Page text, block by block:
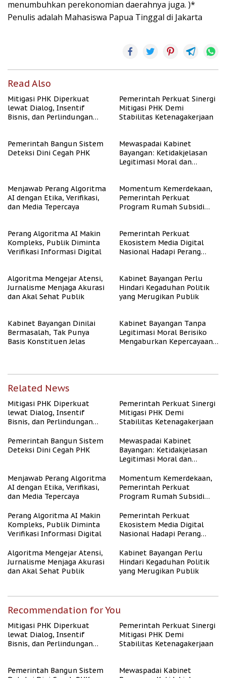
menumbuhkan perekonomian daerahnya juga. )*
Penulis adalah Mahasiswa Papua Tinggal di Jakarta
Read Also
Mitigasi PHK Diperkuat
lewat Dialog, Insentif
Bisnis, dan Perlindungan
Pemerintah Perkuat Sinergi
Mitigasi PHK Demi
Stabilitas Ketenagakerjaan
Pemerintah Bangun Sistem
Deteksi Dini Cegah PHK
Mewaspadai Kabinet
Bayangan: Ketidakjelasan
Legitimasi Moral dan
Menjawab Perang Algoritma
AI dengan Etika, Verifikasi,
dan Media Tepercaya
Momentum Kemerdekaan,
Pemerintah Perkuat
Program Rumah Subsidi
Perang Algoritma AI Makin
Kompleks, Publik Diminta
Verifikasi Informasi Digital
Pemerintah Perkuat
Ekosistem Media Digital
Nasional Hadapi Perang
Algoritma Mengejar Atensi,
Jurnalisme Menjaga Akurasi
dan Akal Sehat Publik
Kabinet Bayangan Perlu
Hindari Kegaduhan Politik
yang Merugikan Publik
Kabinet Bayangan Dinilai
Bermasalah, Tak Punya
Basis Konstituen Jelas
Kabinet Bayangan Tanpa
Legitimasi Moral Berisiko
Mengaburkan Kepercayaan
Related News
Mitigasi PHK Diperkuat
lewat Dialog, Insentif
Bisnis, dan Perlindungan
Pemerintah Perkuat Sinergi
Mitigasi PHK Demi
Stabilitas Ketenagakerjaan
Pemerintah Bangun Sistem
Deteksi Dini Cegah PHK
Mewaspadai Kabinet
Bayangan: Ketidakjelasan
Legitimasi Moral dan
Menjawab Perang Algoritma
AI dengan Etika, Verifikasi,
dan Media Tepercaya
Momentum Kemerdekaan,
Pemerintah Perkuat
Program Rumah Subsidi
Berpenghasilan Rendah
Perang Algoritma AI Makin
Kompleks, Publik Diminta
Verifikasi Informasi Digital
Pemerintah Perkuat
Ekosistem Media Digital
Nasional Hadapi Perang
Algoritma Mengejar Atensi,
Jurnalisme Menjaga Akurasi
dan Akal Sehat Publik
Kabinet Bayangan Perlu
Hindari Kegaduhan Politik
yang Merugikan Publik
Recommendation for You
Mitigasi PHK Diperkuat
lewat Dialog, Insentif
Bisnis, dan Perlindungan
Pemerintah Perkuat Sinergi
Mitigasi PHK Demi
Stabilitas Ketenagakerjaan
Pemerintah Bangun Sistem
Mewaspadai Kabinet